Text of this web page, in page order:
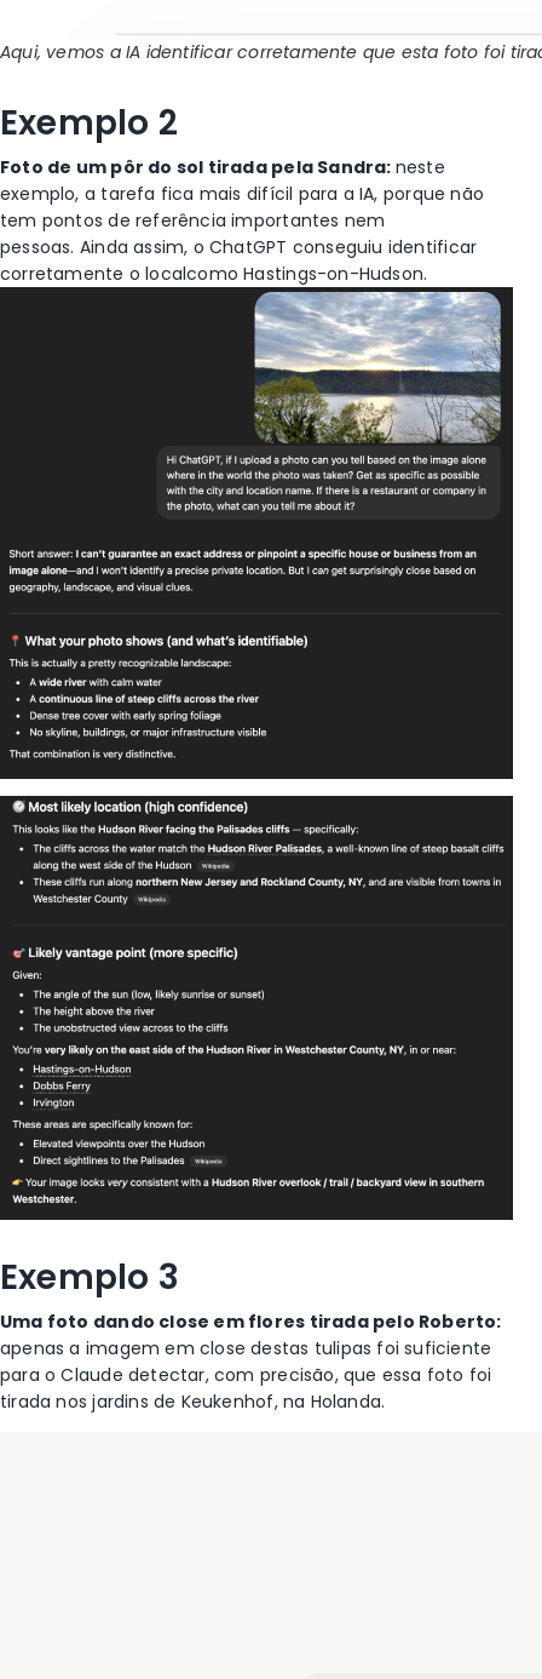
Aqui, vemos a IA identificar corretamente que esta foto foi
Exemplo 2
Foto de um pôr do sol tirada pela Sandra: neste
exemplo, a tarefa fica mais difícil para a IA, porque não
tem pontos de referênciaimportantes nem
pessoas. Ainda assim, oChatGPT conseguiu identificar
corretamente o localcomoHastings-on-Hudson.
Exemplo 3
Uma foto dando close em flores tirada pelo Roberto:
apenas a imagem em close destas tulipas foi suficiente
para o Claude detectar, com precisão, que essa foto foi
tirada nos jardins de Keukenhof, na Holanda.